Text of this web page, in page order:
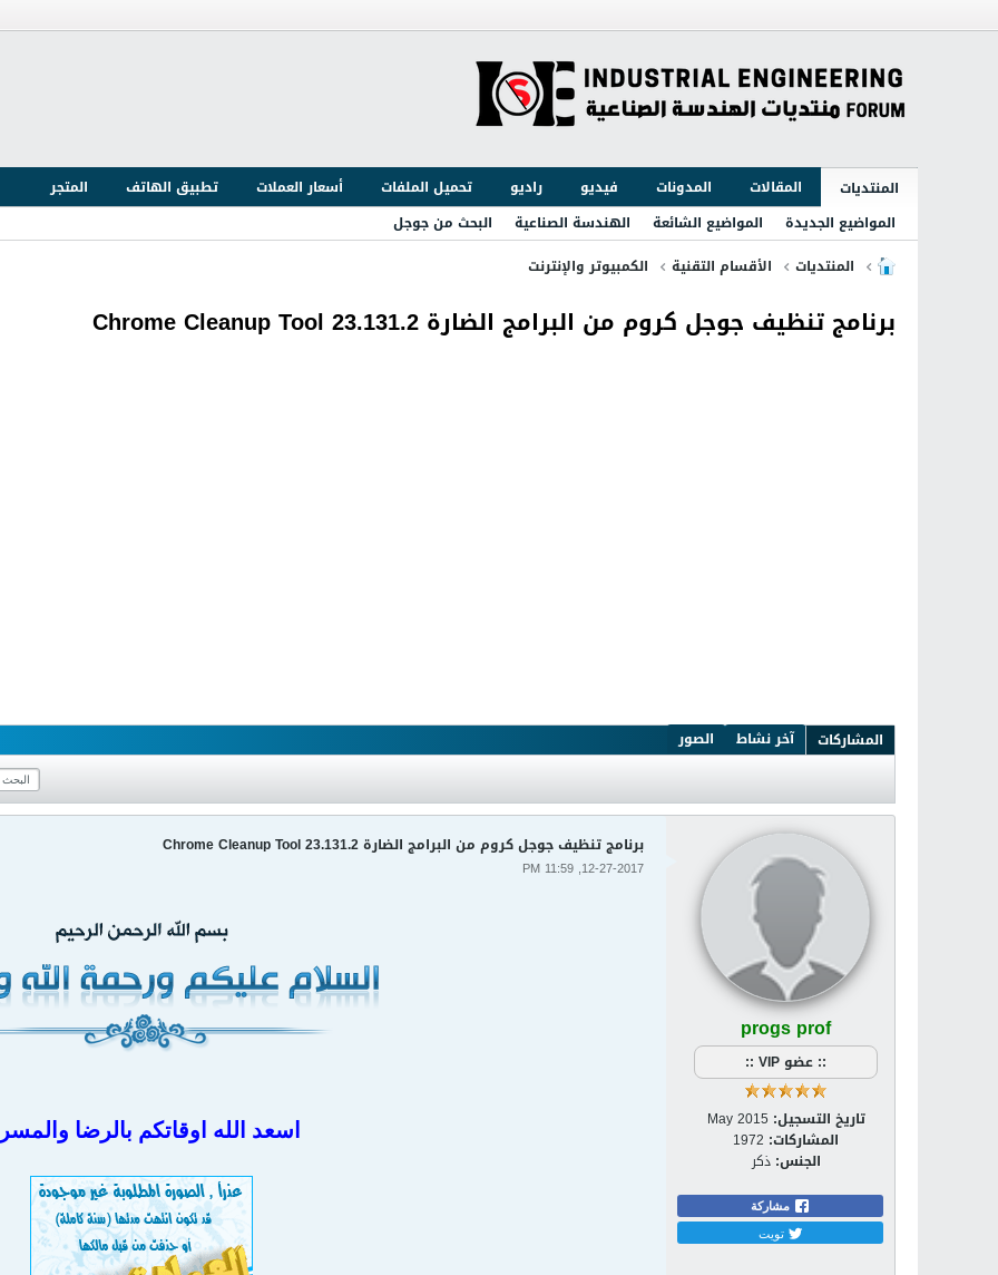
المنتديات المقالات المدونات فيديو راديو تحميل الملفات أسعار العملات تطبيق الهاتف
المتجر
المواضيع الجديدة
المواضيع الشائعة الهندسة الصناعية
البحث من جوجل
المنتديات
الأقسام التقنية الكمبيوتر والإنترنت
برنامج تنظيف جوجل كروم من البرامج الضارة Chrome Cleanup Tool 23.131.2
المشاركات آخر نشاط الصور
progs prof
:: عضو VIP ::
تاريخ التسجيل: May 2015
المشاركات: 1972
الجنس: ذكر
مشاركة
تويت
برنامج تنظيف جوجل كروم من البرامج الضارة Chrome Cleanup Tool 23.131.2
12-27-2017, 11:59 PM
اسعد الله اوقاتكم بالرضا